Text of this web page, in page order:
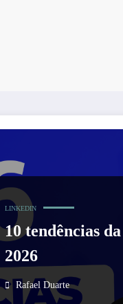
LINKEDIN
10 tendências
2026
Rafael Duarte